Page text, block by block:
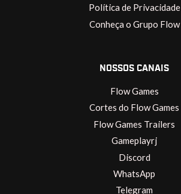
Política de Privacidade
Conheça o Grupo Flow
NOSSOS CANAIS
Flow Games
Cortes do Flow Games
Flow Games Trailers
Gameplayrj
Discord
WhatsApp
Telegram